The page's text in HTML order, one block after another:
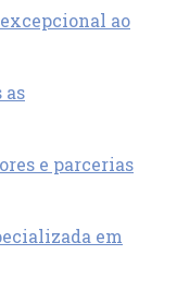
ao
as
e parcerias
em